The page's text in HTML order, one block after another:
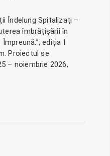
Îndelung Spitalizați –
îmbrățișării în
ediția I
Proiectul se
– noiembrie 2026,